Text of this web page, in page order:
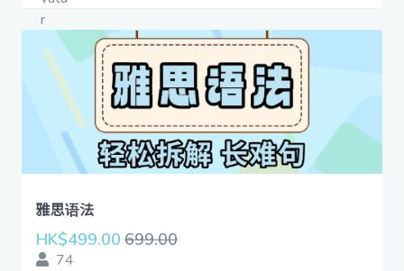
雅思语法
HK$499.00 699.00
74